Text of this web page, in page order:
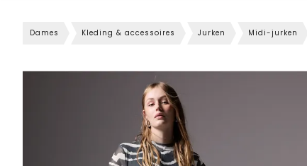
Dames Kleding & accessoires Jurken Midi-jurken